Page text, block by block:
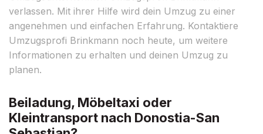
verlassen. Mit ihrer Hilfe wird dein Umzug zu einer
angenehmen und einfachen Erfahrung. Kontaktiere
Umzugsprofi Brinkmann noch heute, um weitere
Informationen zu erhalten und deinen Umzug zu
planen.
Beiladung, Möbeltaxi oder
Kleintransport nach Donostia-San